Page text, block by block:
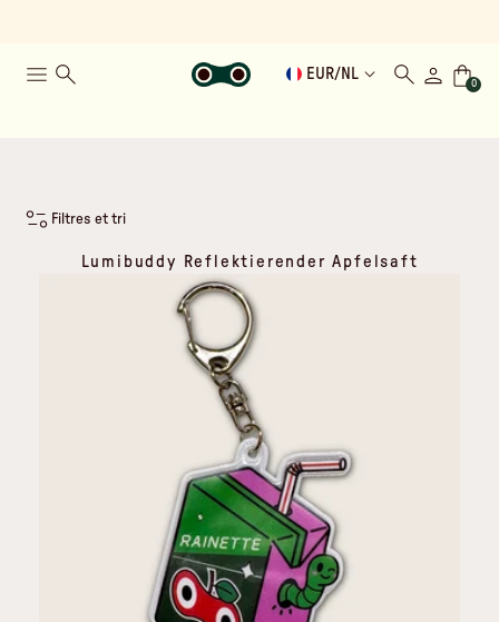
EUR/ NL
0
Filtres et tri
Lumibuddy Reflektierender Apfelsaft